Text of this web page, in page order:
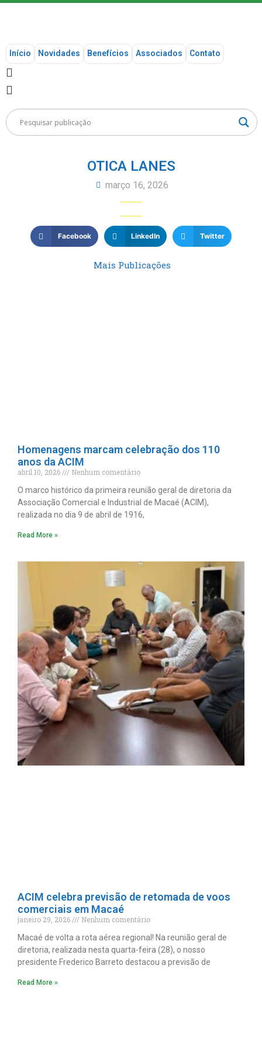
Início Novidades Benefícios Associados Contato
OTICA LANES
março 16, 2026
Facebook LinkedIn Twitter
Mais Publicações
Homenagens marcam celebração dos 110
anos da ACIM
abril 10, 2026
Nenhum comentário
O marco histórico da primeira reunião geral de diretoria da
Associação Comercial e Industrial de Macaé (ACIM),
realizada no dia 9 de abril de 1916,
Read More »
ACIM celebra previsão de retomada de voos
comerciais em Macaé
janeiro 29, 2026
Nenhum comentário
Macaé de volta a rota aérea regional! Na reunião geral de
diretoria, realizada nesta quarta-feira (28), o nosso
presidente Frederico Barreto destacou a previsão de
Read More »